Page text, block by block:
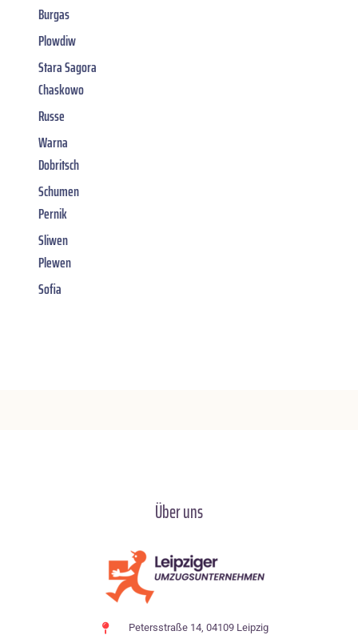
Burgas
Plowdiw
Stara Sagora
Chaskowo
Russe
Warna
Dobritsch
Schumen
Pernik
Sliwen
Plewen
Sofia
Über uns
Petersstraße 14, 04109 Leipzig